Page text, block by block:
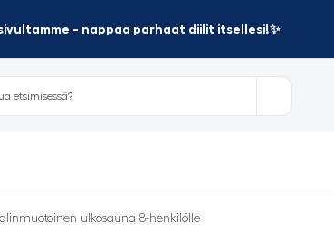
- nappaa parhaat diilit itsellesi!✨
ulkosauna 8-henkilölle